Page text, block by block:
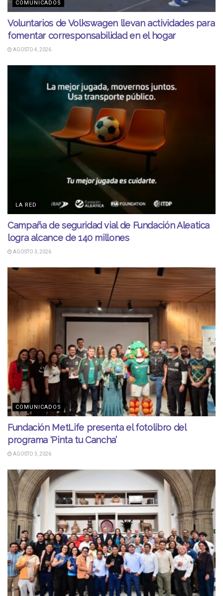
COMUNICADOS
Voluntarios de Volkswagen llevan actividades para
fomentar corresponsabilidad en el hogar
AGOSTO 4, 2026
LA RED
Campaña de seguridad vial de Fundación Aleatica
logra alcance de 140 millones
AGOSTO 3, 2026
COMUNICADOS
Fundación MetLife presenta el fotolibro del
programa ‘Pinta tu Cancha’
AGOSTO 3, 2026